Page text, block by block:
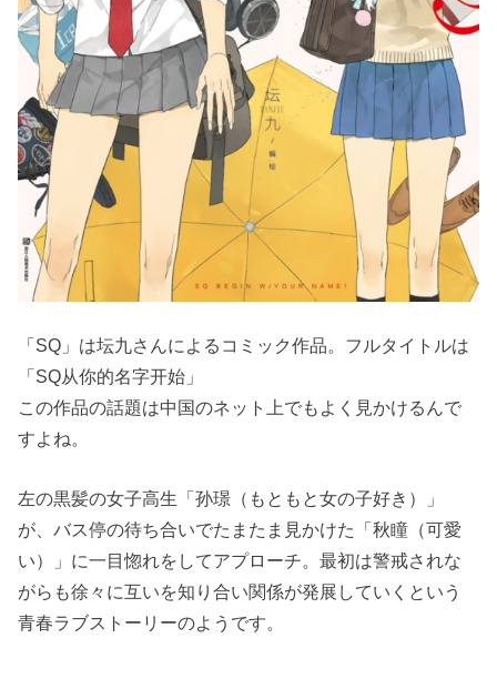
「SQ」は坛九さんによるコミック作品。フルタイトルは
「SQ从你的名字开始」
この作品の話題は中国のネット上でもよく見かけるんで
すよね。
左の黒髪の女子高生「孙璟（もともと女の子好き）」
が、バス停の待ち合いでたまたま見かけた「秋瞳（可愛
い）」に一目惚れをしてアプローチ。最初は警戒されな
がらも徐々に互いを知り合い関係が発展していくという
青春ラブストーリーのようです。